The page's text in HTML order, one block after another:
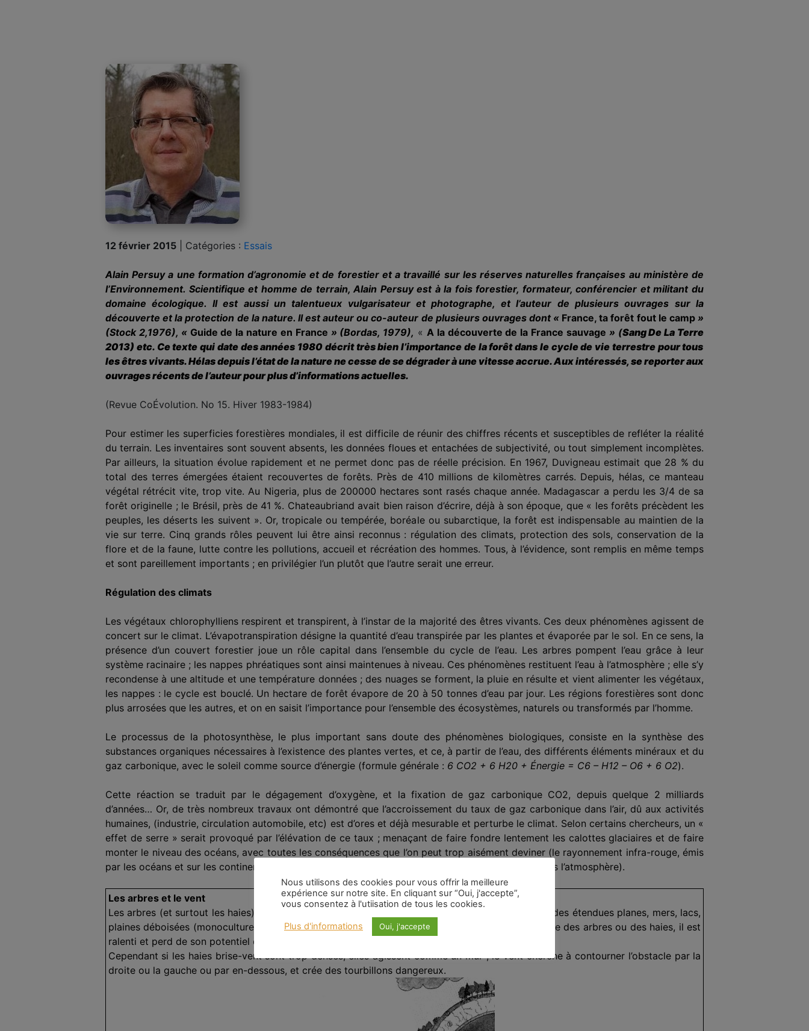
12 février 2015 Catégories : Essais
Alain Persuy a une formation d’agronomie et de forestier et a travaillé sur les réserves naturelles françaises au ministère de
l’Environnement. Scientifique et homme de terrain, Alain Persuy est à la fois forestier, formateur, conférencier et militant du
domaine écologique. Il est aussi un talentueux vulgarisateur et photographe, et l’auteur de plusieurs ouvrages sur la
découverte et la protection de la nature. Il est auteur ou co-auteur de plusieurs ouvrages dont « France, ta forêt fout le camp»
(Stock 2,1976), « Guide de la nature en France » (Bordas, 1979), « A la découverte de la France sauvage » (Sang De La Terre
2013) etc. Ce texte qui date des années 1980 décrit très bien l’importance de la forêt dans le cycle de vie terrestre pour tous
les êtres vivants. Hélas depuis l’état de la nature ne cesse de se dégrader à une vitesse accrue. Aux intéressés, se reporter aux
ouvrages récents de l’auteur pour plus d’informations actuelles.
(Revue CoÉvolution. No 15. Hiver 1983-1984)
Pour estimer les superficies forestières mondiales, il est difficile de réunir des chiffres récents et susceptibles de refléter la réalité
du terrain. Les inventaires sont souvent absents, les données floues et entachées de subjectivité, ou tout simplement incomplètes.
Par ailleurs, la situation évolue rapidement et ne permet donc pas de réelle précision. En 1967, Duvigneau estimait que 28 % du
total des terres émergées étaient recouvertes de forêts. Près de 410 millions de kilomètres carrés. Depuis, hélas, ce manteau
végétal rétrécit vite, trop vite. Au Nigeria, plus de 200000 hectares sont rasés chaque année. Madagascar a perdu les 3/4 de sa
forêt origi­nelle ; le Brésil, près de 41 %. Chateaubriand avait bien raison d’écrire, déjà à son époque, que « les forêts précèdent les
peuples, les déserts les suivent ». Or, tropicale ou tempérée, boréale ou subarctique, la forêt est indispensable au maintien de la
vie sur terre. Cinq grands rôles peuvent lui être ainsi reconnus : régulation des climats, protection des sols, conservation de la
flore et de la faune, lutte contre les pollutions, accueil et récréation des hommes. Tous, à l’évidence, sont remplis en même temps
et sont pareillement importants ; en privilégier l’un plutôt que l’autre serait une erreur.
Régulation des climats
Les végétaux chlorophylliens respirent et trans­pirent, à l’instar de la majorité des êtres vivants. Ces deux phénomènes agissent de
concert sur le cli­mat. L’évapotranspiration désigne la quantité d’eau transpirée par les plantes et évaporée par le sol. En ce sens, la
présence d’un couvert forestier joue un rôle capital dans l’ensemble du cycle de l’eau. Les arbres pompent l’eau grâce à leur
système raci­naire ; les nappes phréatiques sont ainsi maintenues à niveau. Ces phénomènes restituent l’eau à l’at­mosphère ; elle s’y
recondense à une altitude et une température données ; des nuages se forment, la pluie en résulte et vient alimenter les végétaux,
les nappes : le cycle est bouclé. Un hectare de forêt éva­pore de 20 à 50 tonnes d’eau par jour. Les régions forestières sont donc
plus arrosées que les autres, et on en saisit l’importance pour l’ensemble des écosystèmes, naturels ou transformés par l’homme.
Le processus de la photosynthèse, le plus impor­tant sans doute des phénomènes biologiques, con­siste en la synthèse des
substances organiques néces­saires à l’existence des plantes vertes, et ce, à par­tir de l’eau, des différents éléments minéraux et du
gaz carbonique, avec le soleil comme source d’éner­gie (formule générale : 6 CO2 + 6 H20 + Énergie = C6 – H12 – O6 + 6 O2).
Cette réaction se traduit par le dégagement d’oxygène, et la fixation de gaz carbonique CO2, depuis quelque 2 milliards
d’années… Or, de très nombreux travaux ont démontré que l’accroisse­ment du taux de gaz carbonique dans l’air, dû aux activités
humaines, (industrie, circulation automo­bile, etc) est d’ores et déjà mesurable et perturbe le climat. Selon certains chercheurs, un «
effet de serre » serait provoqué par l’élévation de ce taux ; menaçant de faire fondre lentement les calottes gla­ciaires et de faire
monter le niveau des océans, avec toutes les conséquences que l’on peut trop aisément deviner (le rayonnement infra-rouge, émis
par les océans et sur les continents, ou réfléchi par eux, ne peut plus se dégager normalement vers l’atmosphère).
Les arbres et le vent
Les arbres (et surtout les haies) constituent un frein efficace contre le vent et les tempêtes. Sur des étendues planes, mers, lacs,
plaines déboisées (monocultures agricoles par exemple), le vent prend de la vitesse. S’il rencontre des arbres ou des haies, il est
ralenti et perd de son potentiel destructeur.
Cependant si les haies brise-vent sont trop denses, elles agissent comme un mur ; le vent cherche à contourner l’obstacle par la
droite ou la gauche ou par en-dessous, et crée des tourbillons dangereux.
Nous utilisons des cookies pour vous offrir la meilleure
expérience sur notre site. En cliquant sur “Oui, j'accepte”,
vous consentez à l'utiisation de tous les cookies.
Plus d'informations Oui, j'accepte